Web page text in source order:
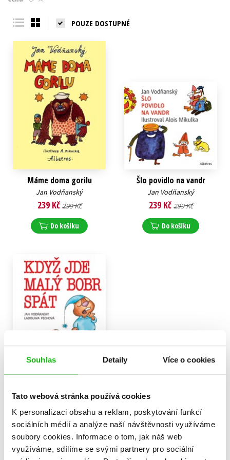
Souhlas Detaily Více o cookies
Tato webová stránka používá cookies
K personalizaci obsahu a reklam, poskytování funkcí
sociálních médií a analýze naší návštěvnosti využíváme
soubory cookies. Informace o tom, jak náš web
využíváme, sdílíme se svými partnery pro sociální
Young adult (SK)
POUZE DOSTUPNÉ
Máme doma gorilu
Jan Vodňanský
239 Kč 299 Kč
Do košíku
Šlo povidlo na vandr
Jan Vodňanský
239 Kč 299 Kč
Do košíku
Když jde malý bobr spát